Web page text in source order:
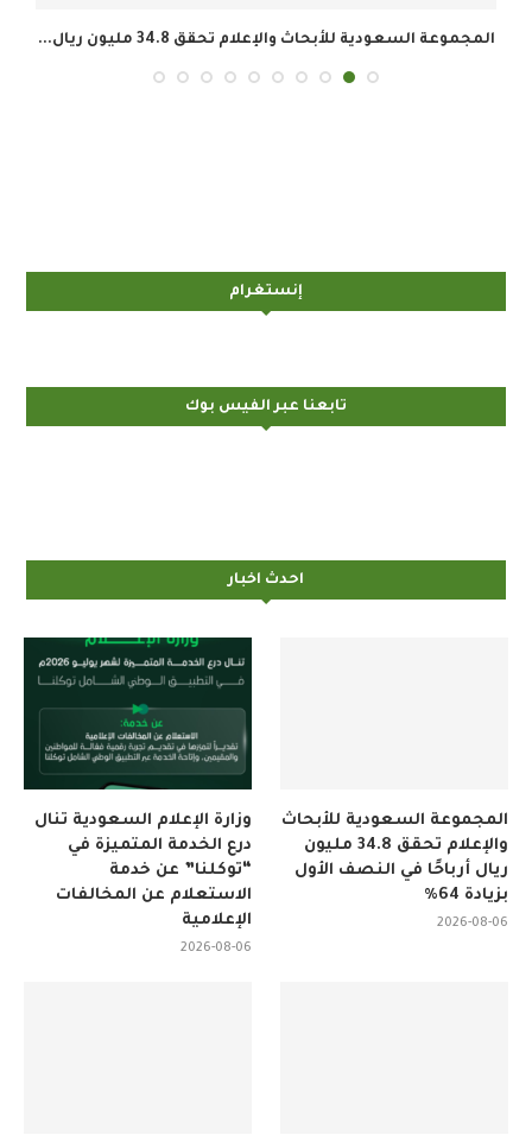
المجموعة السعودية للأبحاث والإعلام تحقق 34.8 مليون ريال...
إنستغرام
تابعنا عبر الفيس بوك
احدث اخبار
وزارة الإعلام السعودية تنال
درع الخدمة المتميزة في
“توكلنا” عن خدمة
الاستعلام عن المخالفات
الإعلامية
2026-08-06
المجموعة السعودية للأبحاث
والإعلام تحقق 34.8 مليون
ريال أرباحًا في النصف الأول
بزيادة 64%
2026-08-06